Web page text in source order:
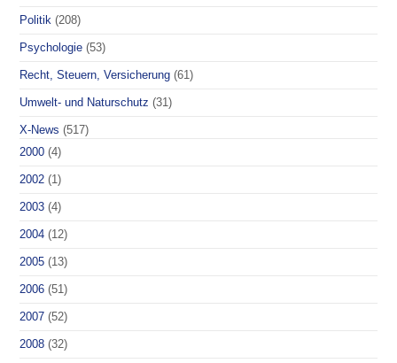
Politik (208)
Psychologie (53)
Recht, Steuern, Versicherung (61)
Umwelt- und Naturschutz (31)
X-News (517)
2000 (4)
2002 (1)
2003 (4)
2004 (12)
2005 (13)
2006 (51)
2007 (52)
2008 (32)